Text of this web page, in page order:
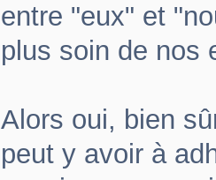
entre "eux" et
plus soin de nos
Alors oui, bien
peut y avoir à